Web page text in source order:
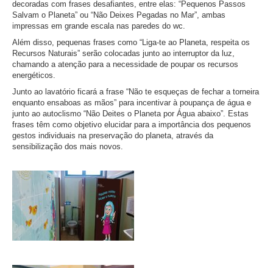
decoradas com frases desafiantes, entre elas: “Pequenos Passos
Salvam o Planeta” ou “Não Deixes Pegadas no Mar”, ambas
impressas em grande escala nas paredes do wc.
Além disso, pequenas frases como “Liga-te ao Planeta, respeita os
Recursos Naturais” serão colocadas junto ao interruptor da luz,
chamando a atenção para a necessidade de poupar os recursos
energéticos.
Junto ao lavatório ficará a frase “Não te esqueças de fechar a torneira
enquanto ensaboas as mãos” para incentivar à poupança de água e
junto ao autoclismo “Não Deites o Planeta por Água abaixo”. Estas
frases têm como objetivo elucidar para a importância dos pequenos
gestos individuais na preservação do planeta, através da
sensibilização dos mais novos.